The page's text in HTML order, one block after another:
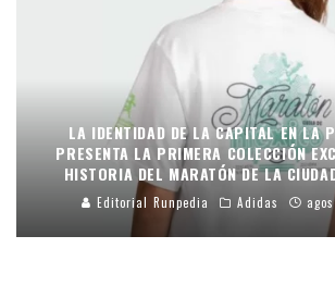
LA IDENTIDAD DE LA CAPITAL EN LA
PRESENTA LA PRIMERA COLECCIÓN
HISTORIA DEL MARATÓN DE LA
Editorial Runpedia Adidas